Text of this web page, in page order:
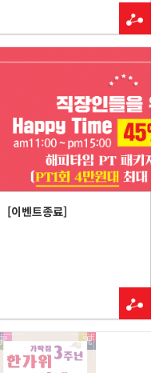
[이벤트종료]